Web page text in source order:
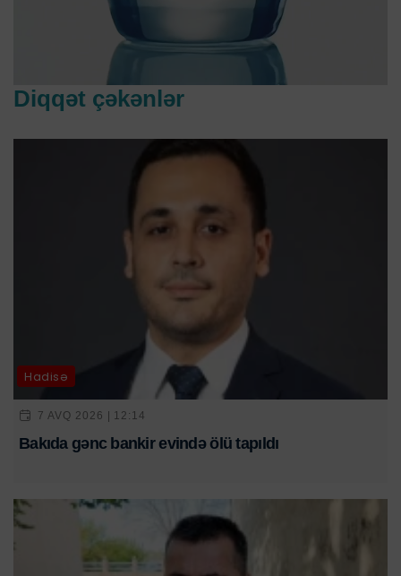
Diqqət çəkənlər
Hadisə
7 AVQ 2026 | 12:14
Bakıda gənc bankir evində ölü tapıldı